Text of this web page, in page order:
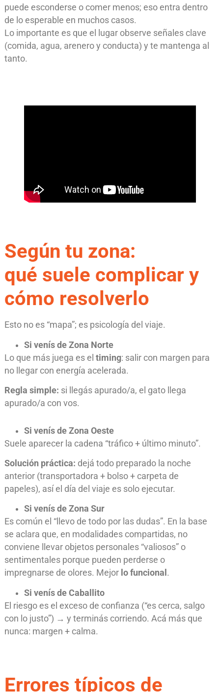
puede esconderse o comer menos; eso entra dentro
de lo esperable en muchos casos.
Lo importante es que el lugar observe señales clave
(comida, agua, arenero y conducta) y te mantenga al
tanto.
Según tu zona:
qué suele complicar y
cómo resolverlo
Esto no es “mapa”; es psicología del viaje.
Si venís de Zona Norte
Lo que más juega es el timing: salir con margen para
no llegar con energía acelerada.
Regla simple: si llegás apurado/a, el gato llega
apurado/a con vos.
Si venís de Zona Oeste
Suele aparecer la cadena “tráfico + último minuto”.
Solución práctica: dejá todo preparado la noche
anterior (transportadora + bolso + carpeta de
papeles), así el día del viaje es solo ejecutar.
Si venís de Zona Sur
Es común el “llevo de todo por las dudas”. En la base
se aclara que, en modalidades compartidas, no
conviene llevar objetos personales “valiosos” o
sentimentales porque pueden perderse o
impregnarse de olores. Mejor lo funcional .
Si venís de Caballito
El riesgo es el exceso de confianza (“es cerca, salgo
con lo justo”) → y terminás corriendo. Acá más que
nunca: margen + calma.
Errores típicos de